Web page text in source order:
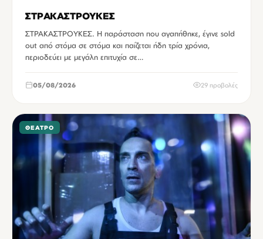
ΣΤΡΑΚΑΣΤΡΟΥΚΕΣ
ΣΤΡΑΚΑΣΤΡΟΥΚΕΣ. Η παράσταση που αγαπήθηκε, έγινε sold
out από στόμα σε στόμα και παίζεται ήδη τρία χρόνια,
περιοδεύει με μεγάλη επιτυχία σε…
05/08/2026 29 προβολές
ΘΈΑΤΡΟ